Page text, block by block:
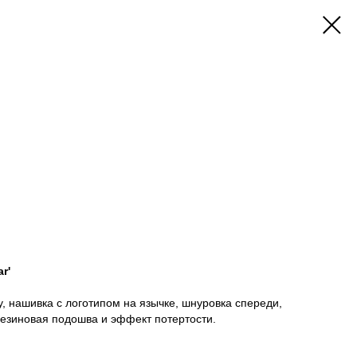
нашивка с логотипом на язычке, шнуровка спереди,
подошва и эффект потертости.